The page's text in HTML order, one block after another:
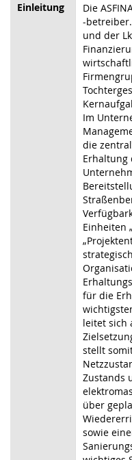
Einleitung
Die
-
und der
Im
die
Erhaltung
Einheiten
für die
leitet sich
stellt
Zustands
über
sowie